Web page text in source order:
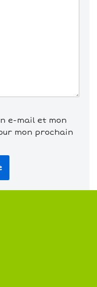
e-mail et mon
mon prochain